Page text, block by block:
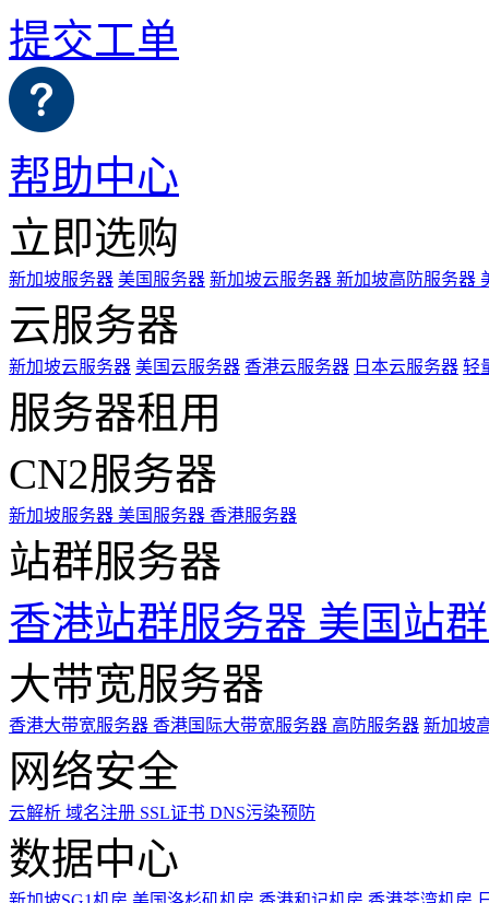
提交工单
帮助中心
立即选购
新加坡服务器 美国服务器 新加坡云服务器 新加坡高防服务器
云服务器
新加坡云服务器 美国云服务器 香港云服务器 日本云服务器 轻
服务器租用
CN2服务器
新加坡服务器 美国服务器 香港服务器
站群服务器
香港站群服务器 美国站
大带宽服务器
香港大带宽服务器 香港国际大带宽服务器 高防服务器 新加坡
网络安全
云解析 域名注册 SSL证书 DNS污染预防
数据中心